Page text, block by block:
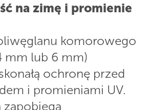
na zimę i promienie
komorowego
mm lub 6 mm)
ochronę przed
i promieniami UV.